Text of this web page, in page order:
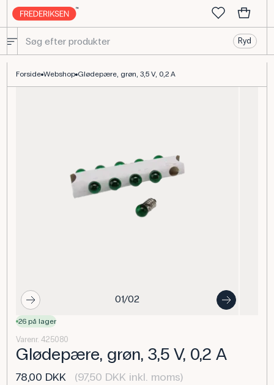
Ryd
Forside Webshop Glødepære, grøn, 3,5 V, 0,2 A
01/02
26 på lager
Varenr. 425080
Glødepære, grøn, 3,5 V, 0,2 A
78,00 DKK (97,50 DKK inkl. moms)